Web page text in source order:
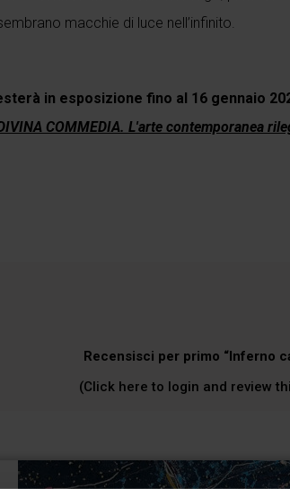
macchie di luce nell’infinito.
in esposizione fino al 16 gennaio
COMMEDIA. L'arte contemporanea
Recensisci per primo “Inferno
(Click here to login and review